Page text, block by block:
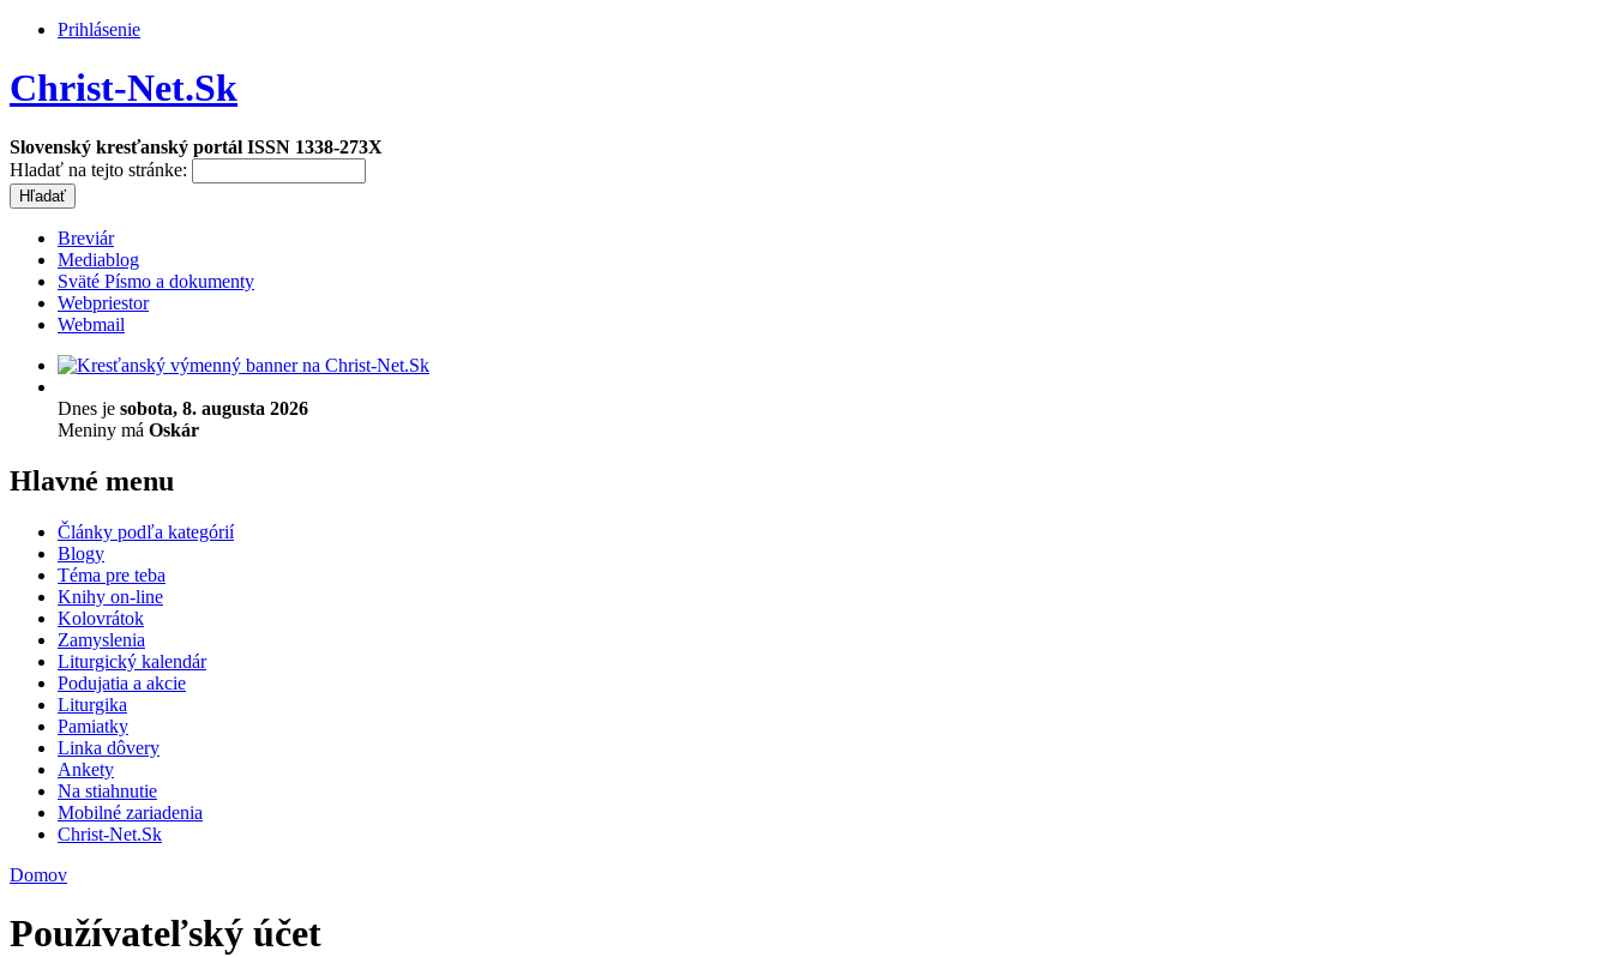
Prihlásenie
Christ-Net.Sk
Slovenský kresťanský portál ISSN 1338-273X
Hladať na tejto stránke:
Breviár
Mediablog
Sväté Písmo a dokumenty
Webpriestor
Webmail
Dnes je sobota, 8. augusta 2026
Meniny má Oskár
Hlavné menu
Články podľa kategórií
Blogy
Téma pre teba
Knihy on-line
Kolovrátok
Zamyslenia
Liturgický kalendár
Podujatia a akcie
Liturgika
Pamiatky
Linka dôvery
Ankety
Na stiahnutie
Mobilné zariadenia
Christ-Net.Sk
Domov
Používateľský účet